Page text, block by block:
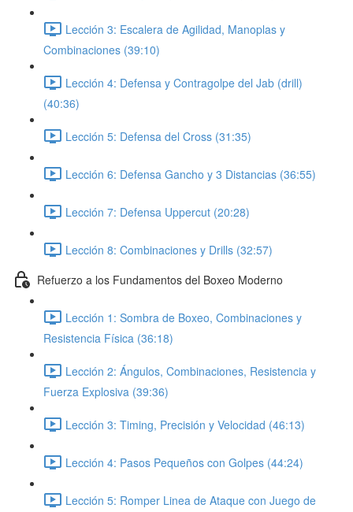
Lección 3: Escalera de Agilidad, Manoplas y
Combinaciones (39:10)
Lección 4: Defensa y Contragolpe del Jab (drill)
(40:36)
Lección 5: Defensa del Cross (31:35)
Lección 6: Defensa Gancho y 3 Distancias (36:55)
Lección 7: Defensa Uppercut (20:28)
Lección 8: Combinaciones y Drills (32:57)
Refuerzo a los Fundamentos del Boxeo Moderno
Lección 1: Sombra de Boxeo, Combinaciones y
Resistencia Física (36:18)
Lección 2: Ángulos, Combinaciones, Resistencia y
Fuerza Explosiva (39:36)
Lección 3: Timing, Precisión y Velocidad (46:13)
Lección 4: Pasos Pequeños con Golpes (44:24)
Lección 5: Romper Linea de Ataque con Juego de